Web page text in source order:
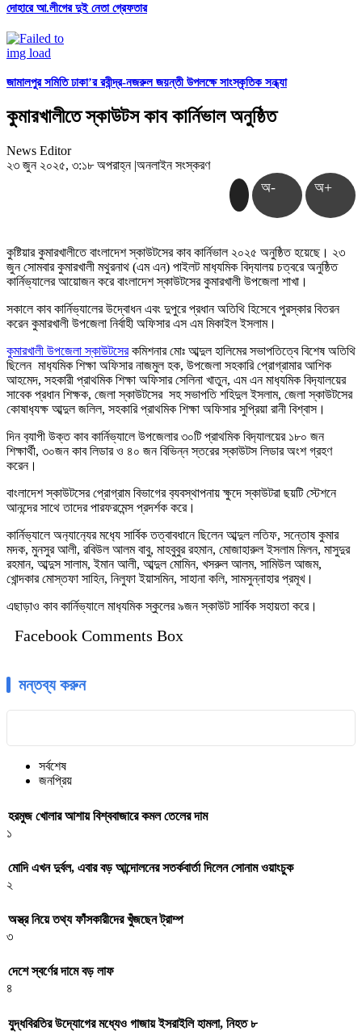
দোহারে আ.লীগের দুই নেতা গ্রেফতার
জামালপুর সমিতি ঢাকা’র রবীন্দ্র-নজরুল জয়ন্তী উপলক্ষে সাংস্কৃতিক সন্ধ্যা
কুমারখালীতে স্কাউটস কাব কার্নিভাল অনুষ্ঠিত
News Editor
২৩ জুন ২০২৫, ৩:১৮ অপরাহ্ন |অনলাইন সংস্করণ
অ- অ+
কুষ্টিয়ার কুমারখালীতে বাংলাদেশ স্কাউটসের কাব কার্নিভাল ২০২৫ অনুষ্ঠিত হয়েছে। ২৩
জুন সোমবার কুমারখালী মথুরনাথ (এম এন) পাইলট মাধ‍্যমিক বিদ‍্যালয় চত্বরে অনুষ্ঠিত
কার্নিভ্যালের আয়োজন করে বাংলাদেশ স্কাউটসের কুমারখালী উপজেলা শাখা।
সকালে কাব কার্নিভ্যালের উদ্বোধন এবং দুপুরে প্রধান অতিথি হিসেবে পুরস্কার বিতরন
করেন কুমারখালী উপজেলা নির্বাহী অফিসার এস এম মিকাইল ইসলাম।
কুমারখালী উপজেলা স্কাউটসেরকমিশনার মোঃ আব্দুল হালিমের সভাপতিত্বে বিশেষ অতিথি
ছিলেন মাধ‍্যমিক শিক্ষা অফিসার নাজমুল হক, উপজেলা সহকারি প্রোগ্রামার আশিক
আহমেদ, সহকারী প্রাথমিক শিক্ষা অফিসার সেলিনা খাতুন, এম এন মাধ‍্যমিক বিদ‍্যালয়ের
সাবেক প্রধান শিক্ষক, জেলা স্কাউটসের সহ সভাপতি শহিদুল ইসলাম, জেলা স্কাউটসের
কোষাধ‍্যক্ষ আব্দুল জলিল, সহকারি প্রাথমিক শিক্ষা অফিসার সুপ্রিয়া রানী বিশ্বাস।
দিন ব‍্যাপী উক্ত কাব কার্নিভ্যালে উপজেলার ৩০টি প্রাথমিক বিদ‍্যালয়ের ১৮০ জন
শিক্ষার্থী, ৩০জন কাব লিডার ও ৪০ জন বিভিন্ন স্তরের স্কাউটস লিডার অংশ গ্রহণ
করেন।
বাংলাদেশ স্কাউটসের প্রোগ্রাম বিভাগের ব‍্যবস্থাপনায় ক্ষুদে স্কাউটরা ছয়টি স্টেশনে
আনন্দের সাথে তাদের পারফরমেন্স প্রদর্শক করে।
কার্নিভ্যালে অন‍্যান‍্যের মধ‍্যে সার্বিক তত্বাবধানে ছিলেন আব্দুল লতিফ, সন্তোষ কুমার
মদক, মুনসুর আলী, রবিউল আলম বাবু, মাহবুবুর রহমান, মোজাহারুল ইসলাম মিলন, মাসুদুর
রহমান, আব্দুস সালাম, ইমান আলী, আব্দুল মোমিন, খসরুল আলম, সামিউল আজম,
খোন্দকার মোস্তফা সাহিন, নিলুফা ইয়াসমিন, সাহানা কলি, সামসুন্নাহার প্রমূখ।
এছাড়াও কাব কার্নিভ্যালে মাধ‍্যমিক স্কুলের ৯জন স্কাউট সার্বিক সহায়তা করে।
Facebook Comments Box
মন্তব্য করুন
সর্বশেষ
জনপ্রিয়
হরমুজ খোলার আশায় বিশ্ববাজারে কমল তেলের দাম
১
মোদি এখন দুর্বল, এবার বড় আন্দোলনের সতর্কবার্তা দিলেন সোনাম ওয়াংচুক
২
অস্ত্র নিয়ে তথ্য ফাঁসকারীদের খুঁজছেন ট্রাম্প
৩
দেশে স্বর্ণের দামে বড় লাফ
৪
যুদ্ধবিরতির উদ্যোগের মধ্যেও গাজায় ইসরাইলি হামলা, নিহত ৮